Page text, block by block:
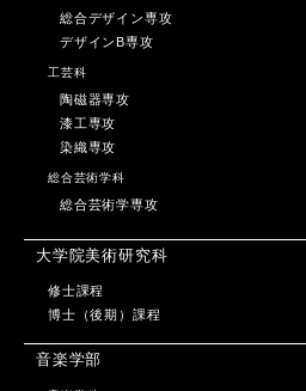
総合デザイン専攻
デザインB専攻
工芸科
陶磁器専攻
漆工専攻
染織専攻
総合芸術学科
総合芸術学専攻
大学院美術研究科
修士課程
博士（後期）課程
音楽学部